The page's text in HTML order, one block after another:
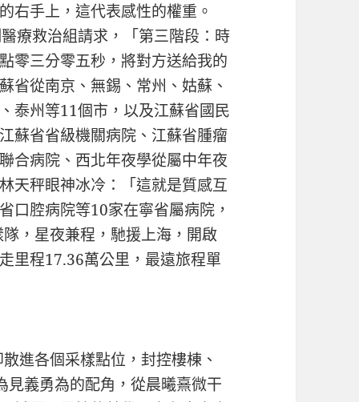
右手上，這代表感性的權重。
療救治組請求，「第三階段：時
零三分零五秒，將對方送給我的
省從南京、無錫、常州、姑蘇、
泰州等11個市，以及江蘇省國民
蘇省省級機關病院、江蘇省腫瘤
合病院、西北年夜學從屬中年夜
天秤眼神冰冷：「這就是質感互
口腔病院等10家在寧省屬病院，
，星夜兼程，馳援上海，開啟
里程17.36萬公里，最遠旅程單
各個采樣點位，封控樓棟、
義勇為的配角，從晨曦熹微干